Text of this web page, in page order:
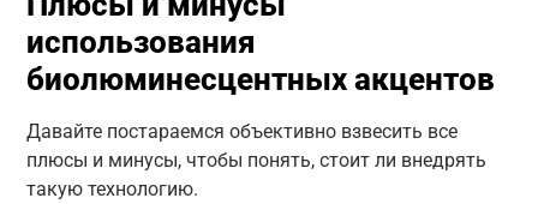
использования
биолюминесцентных акцентов
Давайте постараемся объективно взвесить все
плюсы и минусы, чтобы понять, стоит ли внедрять
такую технологию.